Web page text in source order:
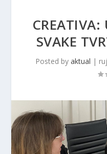
CREATIVA:
SVAKE
Posted by aktual |